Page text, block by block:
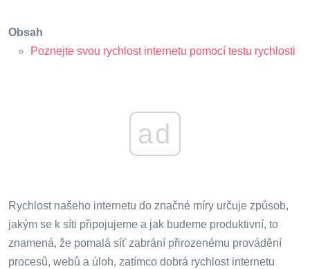
Obsah
Poznejte svou rychlost internetu pomocí testu rychlosti
ad
Rychlost našeho internetu do značné míry určuje způsob,
jakým se k síti připojujeme a jak budeme produktivní, to
znamená, že pomalá síť zabrání přirozenému provádění
procesů, webů a úloh, zatímco dobrá rychlost internetu